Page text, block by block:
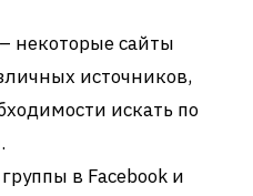
– некоторые сайты
источников,
искать по
в Facebook и